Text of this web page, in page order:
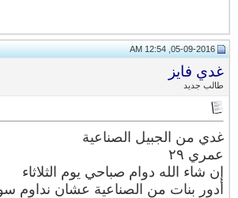
05-09-2016, 12:54 AM
غدي فايز
طالب جديد
غدي من الجبيل الصناعية
عمري ٢٩
إن شاء الله دوام صباحي يوم الثلاثاء
أدور بنات من الصناعية عشان نداوم سوا